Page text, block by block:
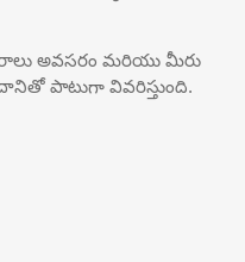
అవసరం మరియు మీరు
పాటుగా వివరిస్తుంది.